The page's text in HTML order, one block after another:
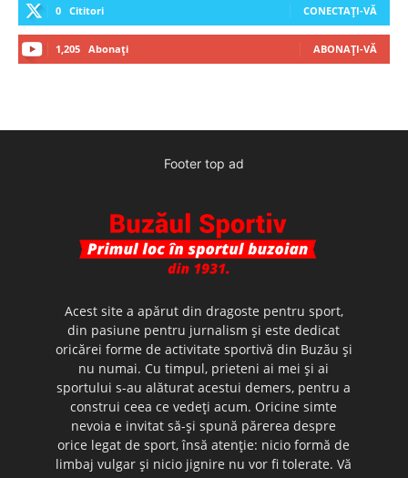
0 Cititori CONECTAȚI-VĂ
1,205 Abonați ABONAȚI-VĂ
Footer top ad
Acest site a apărut din dragoste pentru sport,
din pasiune pentru jurnalism şi este dedicat
oricărei forme de activitate sportivă din Buzău şi
nu numai. Cu timpul, prieteni ai mei şi ai
sportului s-au alăturat acestui demers, pentru a
construi ceea ce vedeţi acum. Oricine simte
nevoia e invitat să-şi spună părerea despre
orice legat de sport, însă atenţie: nicio formă de
limbaj vulgar şi nicio jignire nu vor fi tolerate. Vă